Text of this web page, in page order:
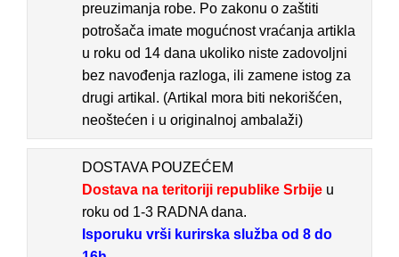
preuzimanja robe. Po zakonu o zaštiti
potrošača imate mogućnost vraćanja artikla
u roku od 14 dana ukoliko niste zadovoljni
bez navođenja razloga, ili zamene istog za
drugi artikal. (Artikal mora biti nekorišćen,
neoštećen i u originalnoj ambalaži)
DOSTAVA POUZEĆEM
Dostava na teritoriji republike Srbije u
roku od 1-3 RADNA dana.
Isporuku vrši kurirska služba od 8 do